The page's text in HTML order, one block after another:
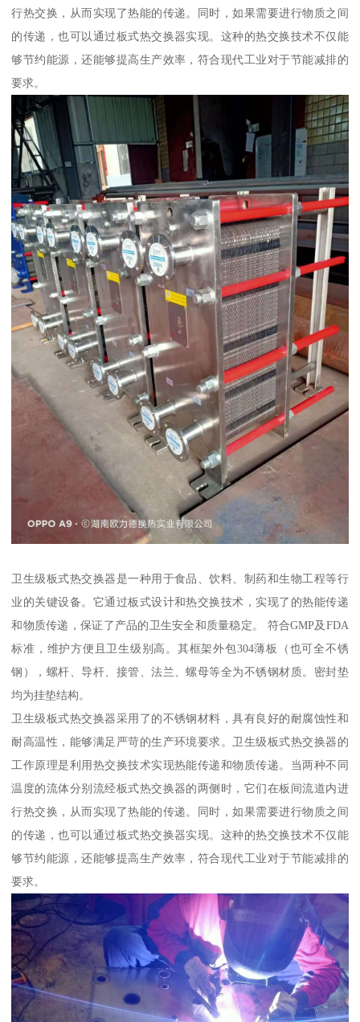
行热交换，从而实现了热能的传递。同时，如果需要进行物质之间
的传递，也可以通过板式热交换器实现。这种的热交换技术不仅能
够节约能源，还能够提高生产效率，符合现代工业对于节能减排的
要求。
卫生级板式热交换器是一种用于食品、饮料、制药和生物工程等行
业的关键设备。它通过板式设计和热交换技术，实现了的热能传递
和物质传递，保证了产品的卫生安全和质量稳定。 符合GMP及FDA
标准，维护方便且卫生级别高。其框架外包304薄板（也可全不锈
钢），螺杆、导杆、接管、法兰、螺母等全为不锈钢材质。密封垫
均为挂垫结构。
卫生级板式热交换器采用了的不锈钢材料，具有良好的耐腐蚀性和
耐高温性，能够满足严苛的生产环境要求。卫生级板式热交换器的
工作原理是利用热交换技术实现热能传递和物质传递。当两种不同
温度的流体分别流经板式热交换器的两侧时，它们在板间流道内进
行热交换，从而实现了热能的传递。同时，如果需要进行物质之间
的传递，也可以通过板式热交换器实现。这种的热交换技术不仅能
够节约能源，还能够提高生产效率，符合现代工业对于节能减排的
要求。